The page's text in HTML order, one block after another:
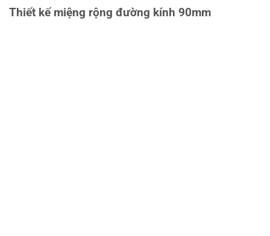
Thiết kế miệng rộng đường kính 90mm